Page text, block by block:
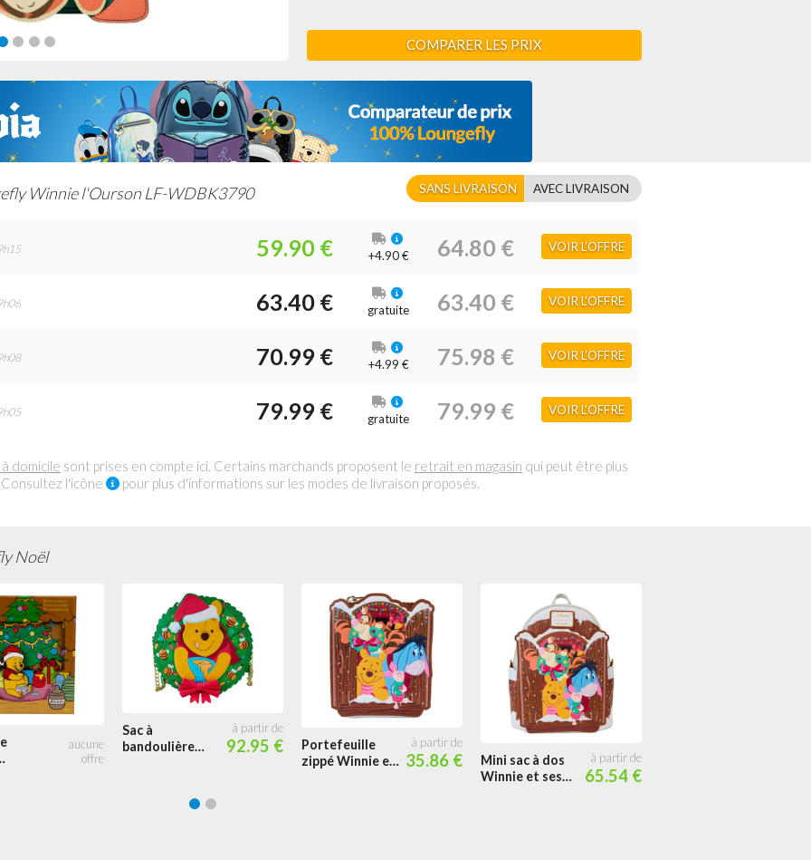
COMPARER LES PRIX
Winnie l'Ourson LF-WDBK3790 SANS LIVRAISON AVEC LIVRAISON
59.90 € 64.80 € VOIR L'OFFRE
+4.90 €
63.40 € 63.40 € VOIR L'OFFRE
gratuite
70.99 € 75.98 € VOIR L'OFFRE
+4.99 €
79.99 € 79.99 € VOIR L'OFFRE
gratuite
domicile sont prises en compte ici. Certains marchands proposent le retrait en magasin qui peut être plus
l'icône
pour plus d'informations sur les modes de livraison proposés.
Noël
Sac à
bandoulière
92.95 €
Portefeuille
zippé Winnie et
35.86 €
Mini sac à dos
Winnie et ses
65.54 €